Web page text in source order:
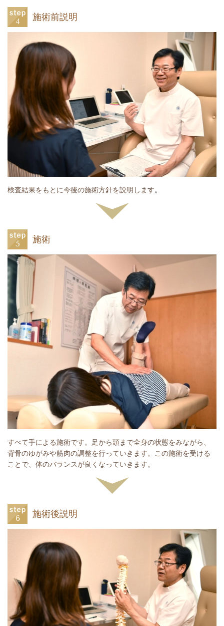
施術前説明
検査結果をもとに今後の施術方針を説明します。
施術
すべて手による施術です。
足から頭まで全身の状態をみながら、
背骨のゆがみや筋肉の調整を行っていきます。
この施術を受ける
ことで、体のバランスが良くなっていきます。
施術後説明